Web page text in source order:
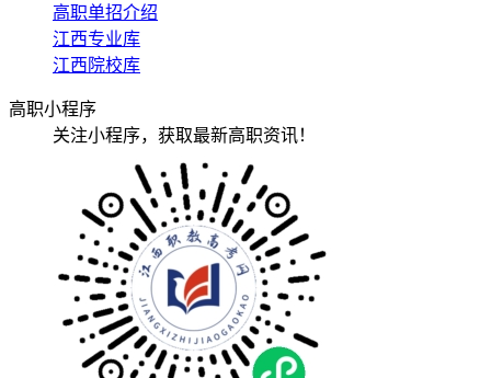
高职单招介绍
江西专业库
江西院校库
高职小程序
关注小程序，获取最新高职资讯！